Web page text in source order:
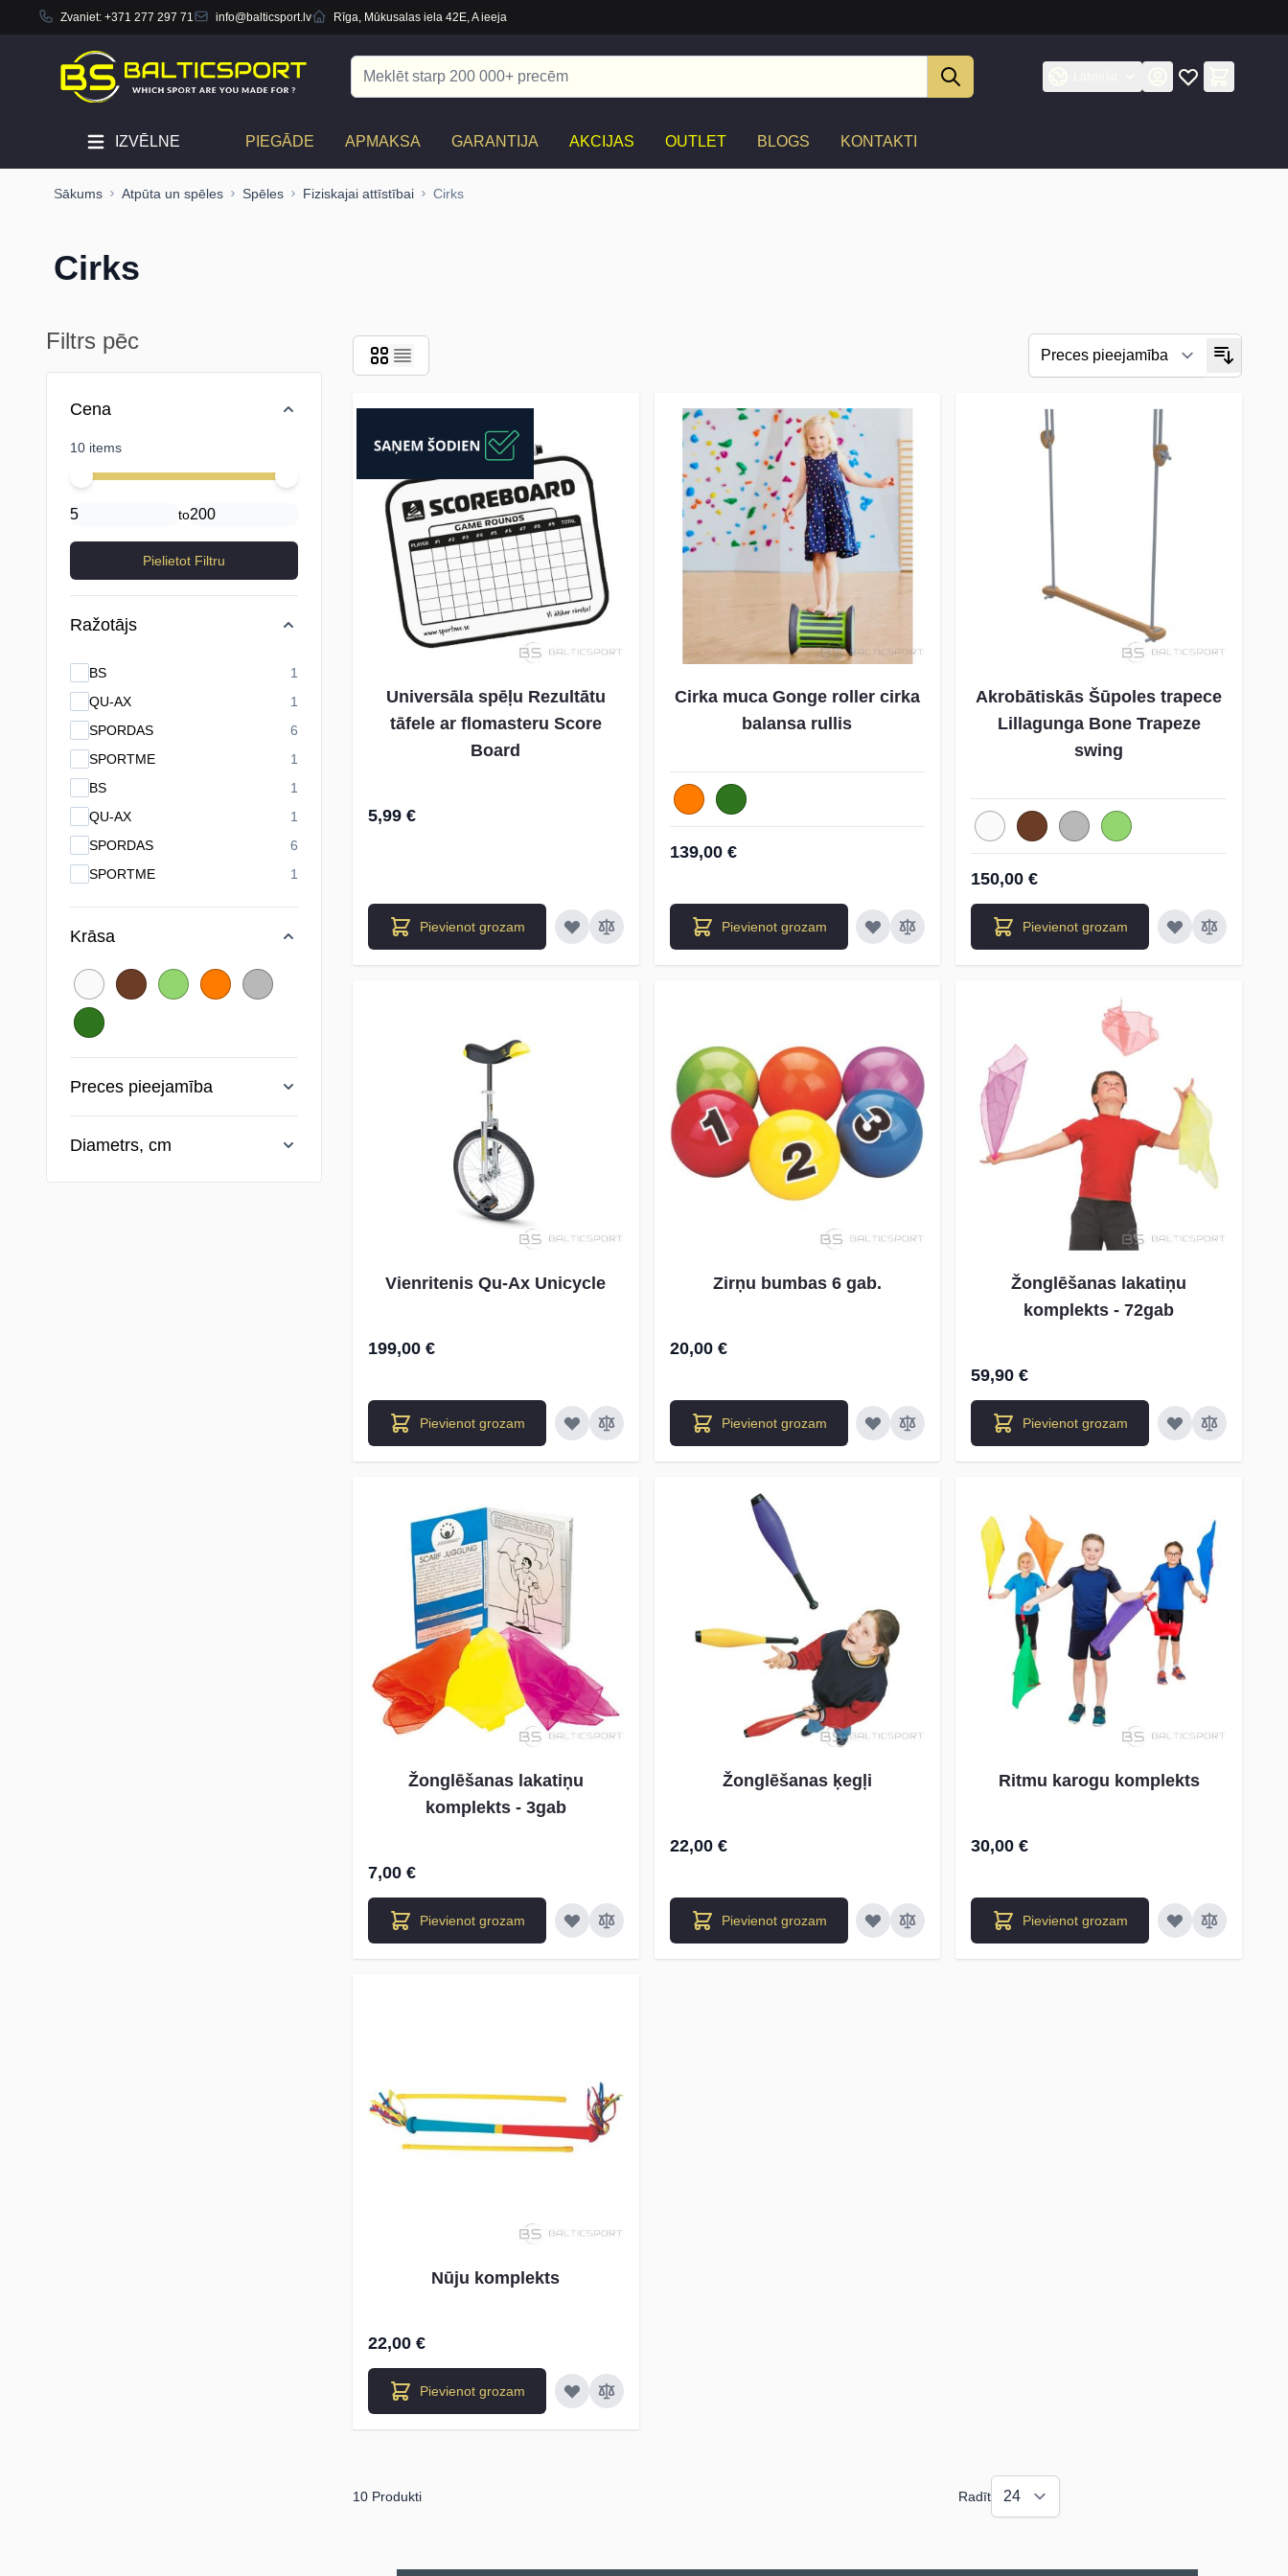
Zvaniet: +371 277 297 71 info@balticsport.lv Rīga, Mūkusalas iela 42E, A ieeja
Search
IZVĒLNE PIEGĀDE APMAKSA GARANTIJA AKCIJAS OUTLET BLOGS KONTAKTI
Sākums Atpūta un spēles Spēles Fiziskajai attīstībai Cirks
Cirks
Filtrs pēc
Cena
10 items
Minimal price
Maximum price
to
Pielietot Filtru
Ražotājs
BS 1
QU-AX
1
products available
SPORDAS
6 products available
SPORTME
1
BS
1
QU-AX
1
products available
SPORDAS
6
SPORTME
1
Krāsa
Preces pieejamība
Diametrs, cm
Universāla spēļu Rezultātu
tāfele ar flomasteru Score
Board
5,99 €
Pievienot grozam
Cirka muca Gonge roller cirka
balansa rullis
139,00 €
Pievienot grozam
Akrobātiskās Šūpoles trapece
Lillagunga Bone Trapeze
swing
150,00 €
Pievienot grozam
Vienritenis Qu-Ax Unicycle
199,00 €
Pievienot grozam
Zirņu bumbas 6 gab.
20,00 €
Pievienot grozam
Žonglēšanas lakatiņu
komplekts - 72gab
59,90 €
Pievienot grozam
Žonglēšanas lakatiņu
komplekts - 3gab
7,00 €
Pievienot grozam
Žonglēšanas ķegļi
22,00 €
Pievienot grozam
Ritmu karogu komplekts
30,00 €
Pievienot grozam
Nūju komplekts
22,00 €
Pievienot grozam
10 Produkti Radīt